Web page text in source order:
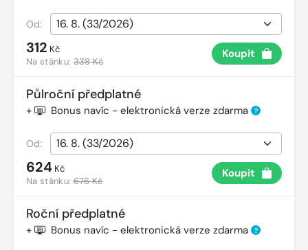
Od:
312 Kč
Na stánku:338 Kč
Koupit
Půlroční předplatné
+ Bonus navíc - elektronická verze zdarma ?
Od:
624 Kč
Na stánku:676 Kč
Koupit
Roční předplatné
+ Bonus navíc - elektronická verze zdarma ?